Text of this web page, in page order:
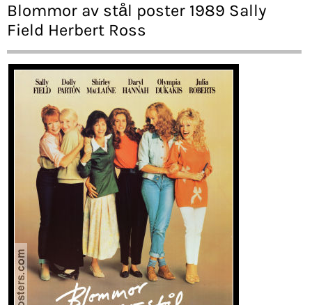
Blommor av stål poster 1989 Sally
Field Herbert Ross